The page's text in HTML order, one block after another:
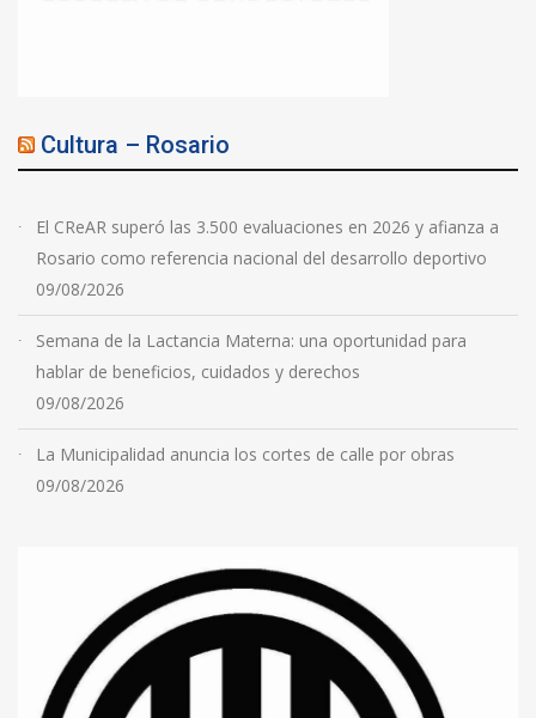
Cultura – Rosario
El CReAR superó las 3.500 evaluaciones en 2026 y afianza a
Rosario como referencia nacional del desarrollo deportivo
09/08/2026
Semana de la Lactancia Materna: una oportunidad para
hablar de beneficios, cuidados y derechos
09/08/2026
La Municipalidad anuncia los cortes de calle por obras
09/08/2026